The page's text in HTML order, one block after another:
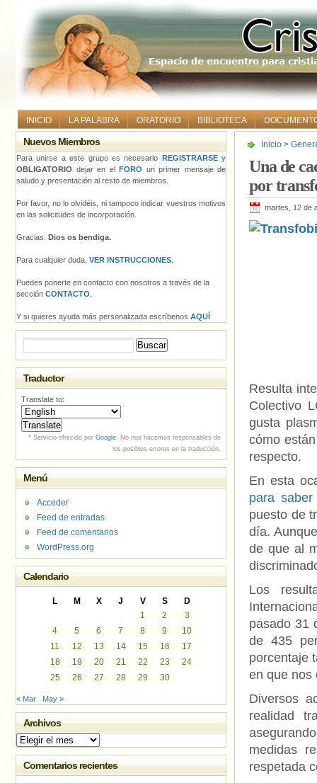
INICIO LA PALABRA ORATORIO BIBLIOTECA
Inicio >
Una de
por
martes, 12 de
Resulta
Colectivo
gusta
cómo
respecto.
En esta
para
puesto de
día.
de que al
Los
pasado 31
de 435
porcentaje
en que nos
Diversos
realidad
medidas
respetada
Nuevos Miembros
Para unirse a este grupo es necesario REGISTRARSEy
OBLIGATORIO dejar en el FORO un primer mensaje de
saludo y presentación al resto de miembros.
Por favor, no lo olvidéis, ni tampoco indicar vuestros motivos
en las solicitudes de incorporación.
Gracias. Dios os bendiga.
Para cualquier duda, VER INSTRUCCIONES
Puedes ponerte en contacto con nosotros a través de la
sección CONTACTO
Y si quieres ayuda más personalizada escríbenos AQUÍ
Traductor
Translate to:
* Servicio ofrecido por Google. No nos hacemos responsables de
los posibles errores en la traducción.
Menú
Acceder
Feed de entradas
Feed de comentarios
WordPress.org
Calendario
L M X J V S
D
1
2
3
4
5 6 7 8 9
10
11
12 13 14 15 16
17
18
19 20 21 22 23
24
25
26 27 28 29 30
« Mar May »
Archivos
Archivos
Comentarios recientes